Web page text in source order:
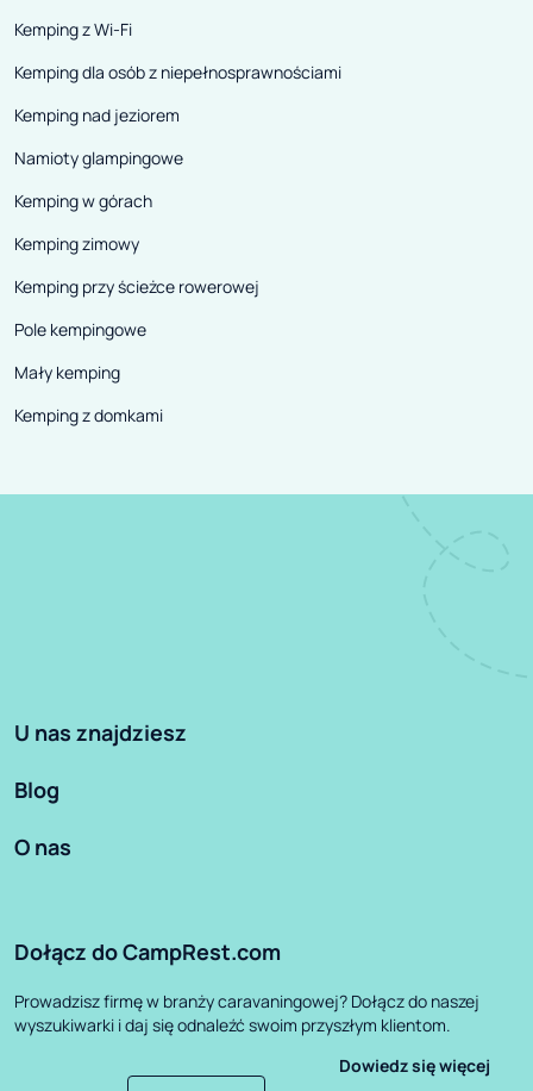
Kemping z Wi-Fi
Kemping dla osób z niepełnosprawnościami
Kemping nad jeziorem
Namioty glampingowe
Kemping w górach
Kemping zimowy
Kemping przy ścieżce rowerowej
Pole kempingowe
Mały kemping
Kemping z domkami
U nas znajdziesz
Blog
O nas
Dołącz do CampRest.com
Prowadzisz firmę w branży caravaningowej? Dołącz do naszej
wyszukiwarki i daj się odnaleźć swoim przyszłym klientom.
Dowiedz się więcej